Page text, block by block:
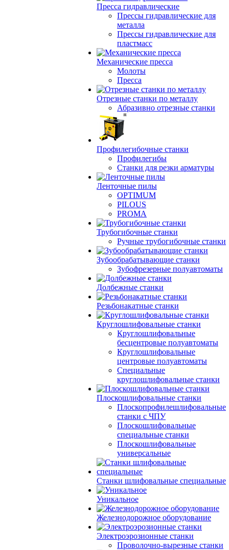
Пресса гидравлические
Прессы гидравлические для
металла
Прессы гидравлические для
пластмасс
Механические пресса
Молоты
Пресса
Отрезные станки по металлу
Абразивно отрезные станки
Профилегибочные станки
Профилегибы
Станки для резки арматуры
Ленточные пилы
OPTIMUM
PILOUS
PROMA
Трубогибочные станки
Ручные трубогибочные станки
Зубообрабатывающие станки
Зубофрезерные полуавтоматы
Долбежные станки
Резьбонакатные станки
Круглошлифовальные станки
Круглошлифовальные
бесцентровые полуавтоматы
Круглошлифовальные
центровые полуавтоматы
Специальные
круглошлифовальные станки
Плоскошлифовальные станки
Плоскопрофилешлифовальные
станки с ЧПУ
Плоскошлифовальные
специальные станки
Плоскошлифовальные
универсальные
Станки шлифовальные специальные
Уникальное
Железнодорожное оборудование
Электроэрозионные станки
Проволочно-вырезные станки